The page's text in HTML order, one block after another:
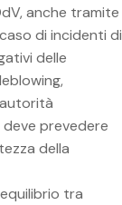
anche tramite
di incidenti di
delle
prevedere
della
tra